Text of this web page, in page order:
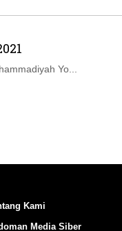
Yo...
Kami
Media Siber